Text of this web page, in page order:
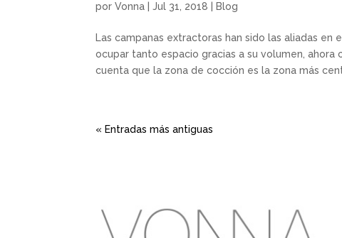
porVonna |Jul 31, 2018 Blog
Las campanas extractoras han sido las aliadas
ocupar tanto espacio gracias a su volumen,
cuenta que la zona de cocción es la zona más
« Entradas más antiguas